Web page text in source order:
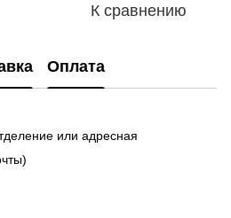
К сравнению
Оплата
адресная